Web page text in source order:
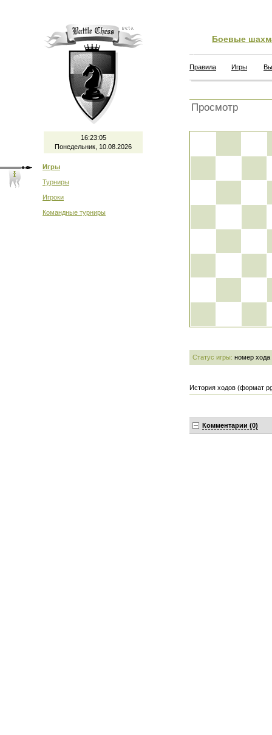
16:23:05
Понедельник, 10.08.2026
Игры
Турниры
Игроки
Командные турниры
Боевые
Правила Игры
Просмотр
Статус игры: номер хода
История ходов (формат
Комментарии (0)